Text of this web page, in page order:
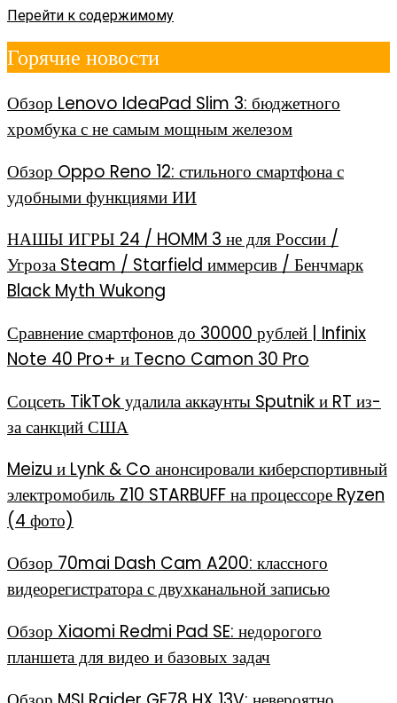
Перейти к содержимому
Горячие новости
Обзор Lenovo IdeaPad Slim 3: бюджетного
хромбука с не самым мощным железом
Обзор Oppo Reno 12: стильного смартфона с
удобными функциями ИИ
НАШЫ ИГРЫ 24 / HOMM 3 не для России /
Угроза Steam / Starfield иммерсив / Бенчмарк
Black Myth Wukong
Сравнение смартфонов до 30000 рублей | Infinix
Note 40 Pro+ и Tecno Camon 30 Pro
Соцсеть TikTok удалила аккаунты Sputnik и RT из-
за санкций США
Meizu и Lynk & Co анонсировали киберспортивный
электромобиль Z10 STARBUFF на процессоре Ryzen
(4 фото)
Обзор 70mai Dash Cam A200: классного
видеорегистратора с двухканальной записью
Обзор Xiaomi Redmi Pad SE: недорогого
планшета для видео и базовых задач